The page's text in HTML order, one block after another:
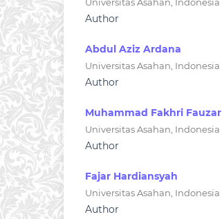
Universitas Asahan, Indonesia
Author
Abdul Aziz Ardana
Universitas Asahan, Indonesia
Author
Muhammad Fakhri Fauzar
Universitas Asahan, Indonesia
Author
Fajar Hardiansyah
Universitas Asahan, Indonesia
Author